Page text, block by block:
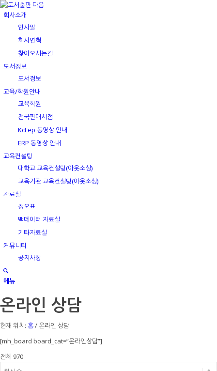
회사소개
인사말
회사연혁
찾아오시는길
도서정보
도서정보
교육/학원안내
교육학원
전국판매서점
KcLep 동영상 안내
ERP 동영상 안내
교육컨설팅
대학교 교육컨설팅(아웃소싱)
교육기관 교육컨설팅(아웃소싱)
자료실
정오표
백데이터 자료실
기타자료실
커뮤니티
공지사항
메뉴
온라인 상담
현재 위치: 홈/온라인 상담
[mh_board board_cat=”온라인상담”]
전체 970